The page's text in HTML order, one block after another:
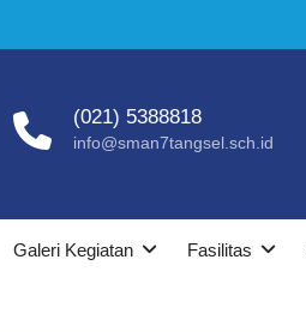
(021) 5388818
info@sman7tangsel.sch.id
Galeri Kegiatan Fasilitas